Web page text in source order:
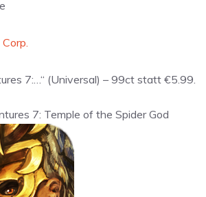
7:…“ (Universal) – 99ct statt €5.99.